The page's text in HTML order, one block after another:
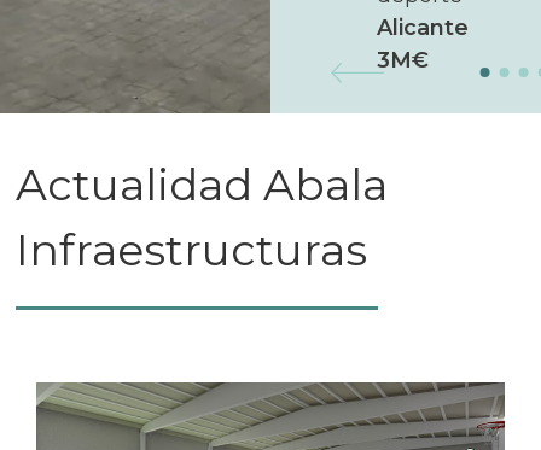
Alicante
3M€
Actualidad Abala
Infraestructuras